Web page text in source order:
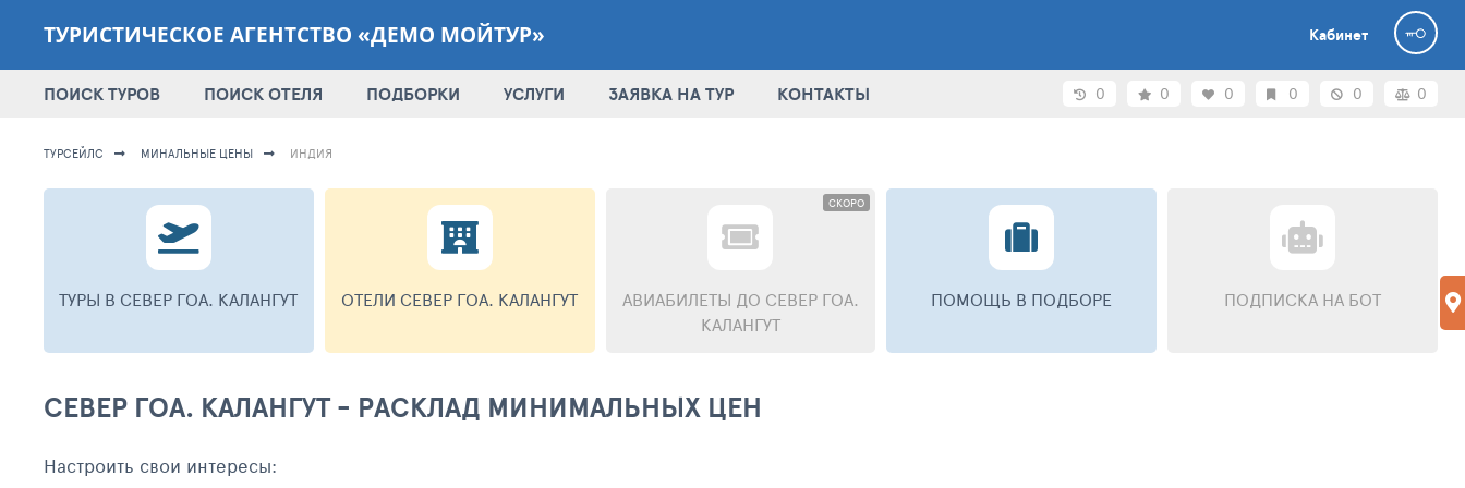
ТУРИСТИЧЕСКОЕ АГЕНТСТВО «ДЕМО МОЙТУР» Кабинет
ПОИСК ТУРОВ ПОИСК ОТЕЛЯ ПОДБОРКИ УСЛУГИ ЗАЯВКА НА ТУР КОНТАКТЫ 0 0 0 0 0 0
ТУРСЕЙЛС МИНАЛЬНЫЕ ЦЕНЫ ИНДИЯ
ТУРЫ В СЕВЕР ГОА. КАЛАНГУТ ОТЕЛИ СЕВЕР ГОА. КАЛАНГУТ
СКОРО
АВИАБИЛЕТЫ ДО СЕВЕР ГОА.
КАЛАНГУТ
ПОМОЩЬ В ПОДБОРЕ ПОДПИСКА НА БОТ
СЕВЕР ГОА. КАЛАНГУТ - РАСКЛАД МИНИМАЛЬНЫХ ЦЕН
Настроить свои интересы: